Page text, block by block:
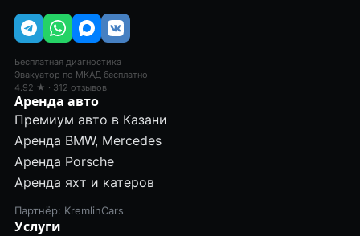
Бесплатная диагностика
Эвакуатор по МКАД бесплатно
4.92 ★ · 312 отзывов
Аренда авто
Премиум авто в Казани
Аренда BMW, Mercedes
Аренда Porsche
Аренда яхт и катеров
Партнёр: KremlinCars
Услуги